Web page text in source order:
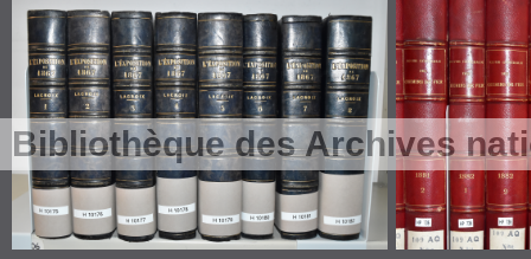
Bibliothèque des Archives